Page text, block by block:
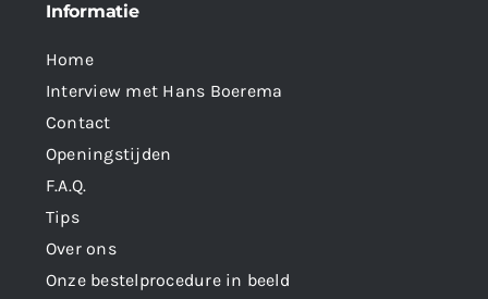
Informatie
Home
Interview met Hans Boerema
Contact
Openingstijden
F.A.Q.
Tips
Over ons
Onze bestelprocedure in beeld